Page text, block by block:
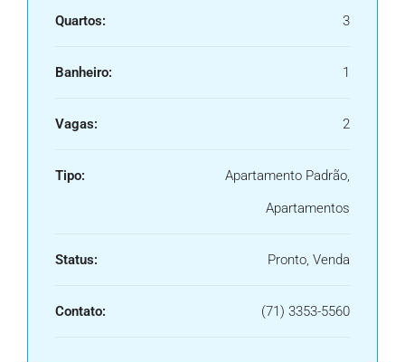
Quartos: 3
Banheiro: 1
Vagas: 2
Tipo:
Apartamento Padrão,
Apartamentos
Status: Pronto, Venda
Contato: (71) 3353-5560